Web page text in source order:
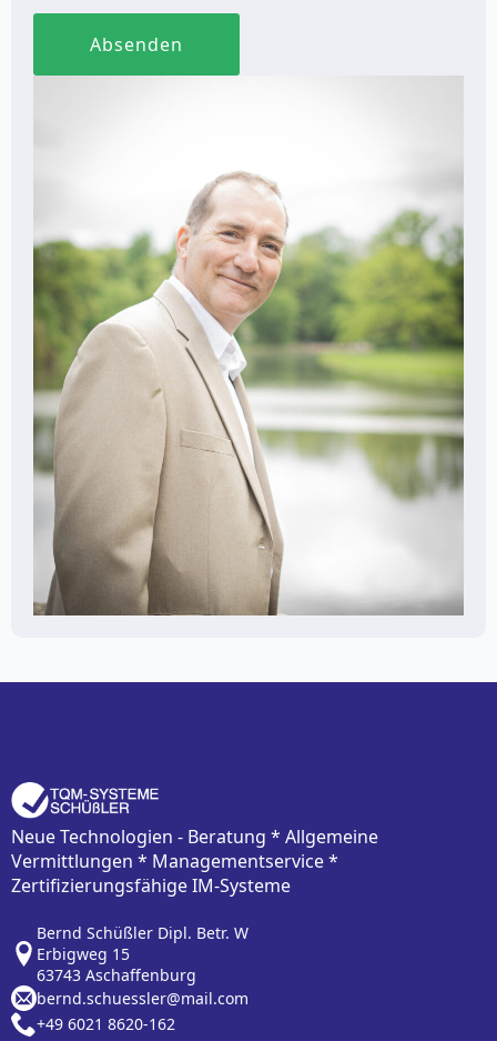
Absenden
Neue Technologien - Beratung * Allgemeine
Vermittlungen * Managementservice *
Zertifizierungsfähige IM-Systeme
Bernd Schüßler Dipl. Betr. W
Erbigweg 15
63743 Aschaffenburg
bernd.schuessler@mail.com
+49 6021 8620-162